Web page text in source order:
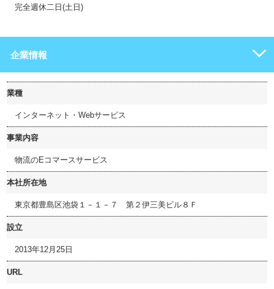
完全週休二日(土日)
企業情報
業種
インターネット・Webサービス
事業内容
物流のEコマースサービス
本社所在地
東京都豊島区池袋１－１－７ 第２伊三美ビル８Ｆ
設立
2013年12月25日
URL